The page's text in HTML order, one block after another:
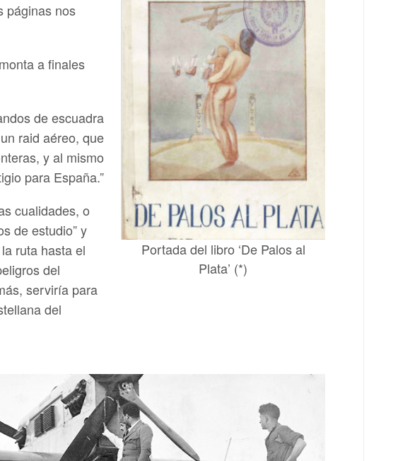
Portada del libro ‘De Palos al
Plata’ (*)
páginas nos
a finales
de escuadra
raid aéreo, que
y al mismo
para España.”
cualidades, o
de estudio” y
ruta hasta el
del
serviría para
del